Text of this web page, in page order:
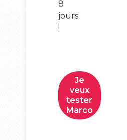
8
jours
!
Je
veux
tester
Marco